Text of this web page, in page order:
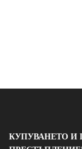
КУПУВАНЕТО И